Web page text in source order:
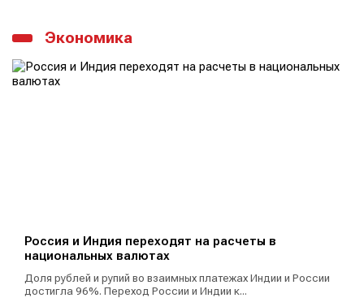
Экономика
Россия и Индия переходят на расчеты в
национальных валютах
Доля рублей и рупий во взаимных платежах Индии и России
достигла 96%. Переход России и Индии к...